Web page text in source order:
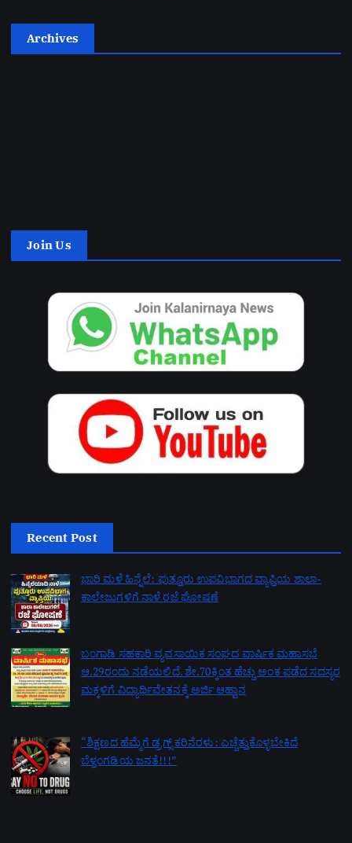
Archives
Join Us
Recent Post
ಭಾರಿ ಮಳೆ ಹಿನ್ನೆಲೆ: ಪುತ್ತೂರು ಉಪವಿಭಾಗದ ವ್ಯಾಪ್ತಿಯ ಶಾಲಾ-
ಕಾಲೇಜುಗಳಿಗೆ ನಾಳೆ ರಜೆ ಘೋಷಣೆ
ಬಂಗಾಡಿ ಸಹಕಾರಿ ವ್ಯವಸಾಯಿಕ ಸಂಘದ ವಾರ್ಷಿಕ ಮಹಾಸಭೆ
ಆ.29ರಂದು ನಡೆಯಲಿದೆ. ಶೇ.70ಕ್ಕಿಂತ ಹೆಚ್ಚು ಅಂಕ ಪಡೆದ ಸದಸ್ಯರ
ಮಕ್ಕಳಿಗೆ ವಿದ್ಯಾರ್ಥಿವೇತನಕ್ಕೆ ಅರ್ಜಿ ಆಹ್ವಾನ
“ಶಿಕ್ಷಣದ ಹೆಮ್ಮೆಗೆ ಡ್ರಗ್ಸ್ ಕರಿನೆರಳು: ಎಚ್ಚೆತ್ತುಕೊಳ್ಳಬೇಕಿದೆ
ಬೆಳ್ತಂಗಡಿಯ ಜನತೆ!!!”